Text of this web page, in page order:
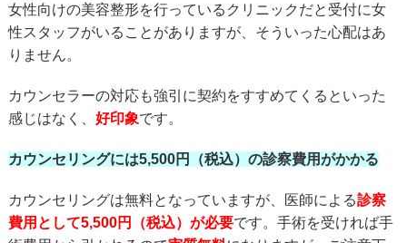
女性向けの美容整形を行っているクリニックだと受付に女
性スタッフがいることがありますが、そういった心配はあ
りません。
カウンセラーの対応も強引に契約をすすめてくるといった
感じはなく、 好印象です。
カウンセリングには5,500円（税込）の診察費用がかかる
カウンセリングは無料となっていますが、医師による診察
費用として5,500円（税込）が必要です。手術を受ければ手